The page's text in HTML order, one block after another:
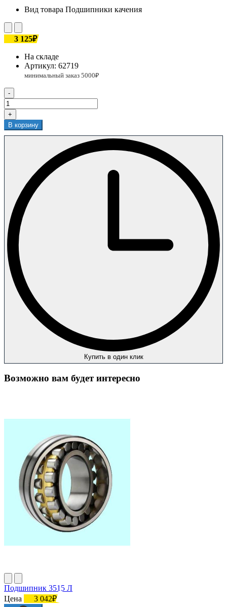
Вид товара Подшипники качения
3 125₽
На складе
Артикул: 62719
-
+
В корзину
Купить в один клик
Возможно вам будет интересно
Подшипник 3515 Л
Цена
3 042₽